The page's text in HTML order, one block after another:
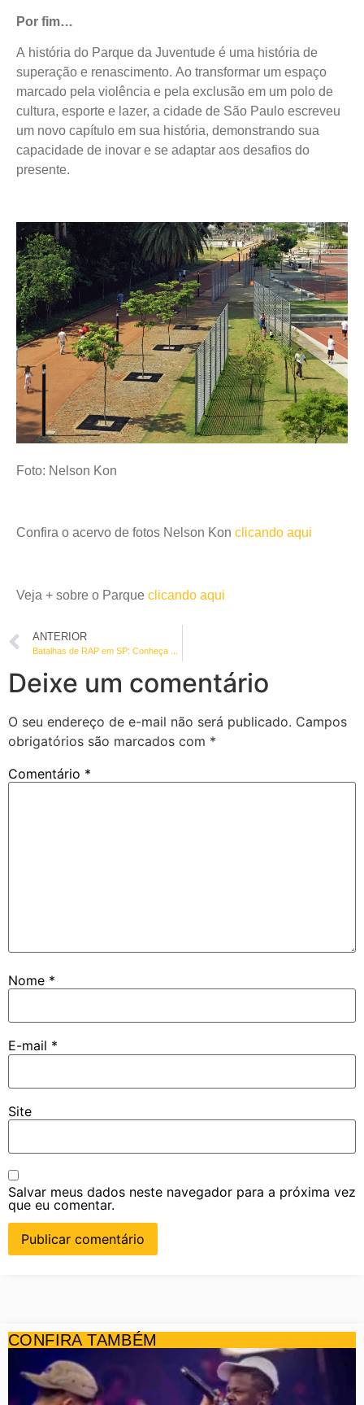
Por fim…
A história do Parque da Juventude é uma história de
superação e renascimento. Ao transformar um espaço
marcado pela violência e pela exclusão em um polo de
cultura, esporte e lazer, a cidade de São Paulo escreveu
um novo capítulo em sua história, demonstrando sua
capacidade de inovar e se adaptar aos desafios do
presente.
Foto: Nelson Kon
Confira o acervo de fotos Nelson Kon clicando aqui
Veja + sobre o Parqueclicando aqui
ANTERIOR
Batalhas de RAP em SP: Conheça as principais
Deixe um comentário
O seu endereço de e-mail não será publicado. Campos
obrigatórios são marcados com *
Comentário *
Nome *
E-mail *
Site
Salvar meus dados neste navegador para a próxima vez
que eu comentar.
CONFIRA TAMBÉM